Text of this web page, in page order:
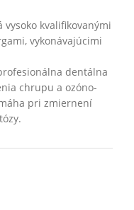
kvalifikovanými
vykonávajúcimi
dentálna
chrupu a ozóno-
pri zmiernení